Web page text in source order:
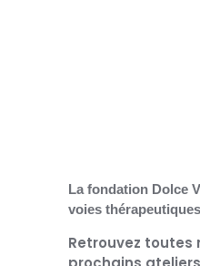
La fondation Dolce
voies thérapeutiques
Retrouvez